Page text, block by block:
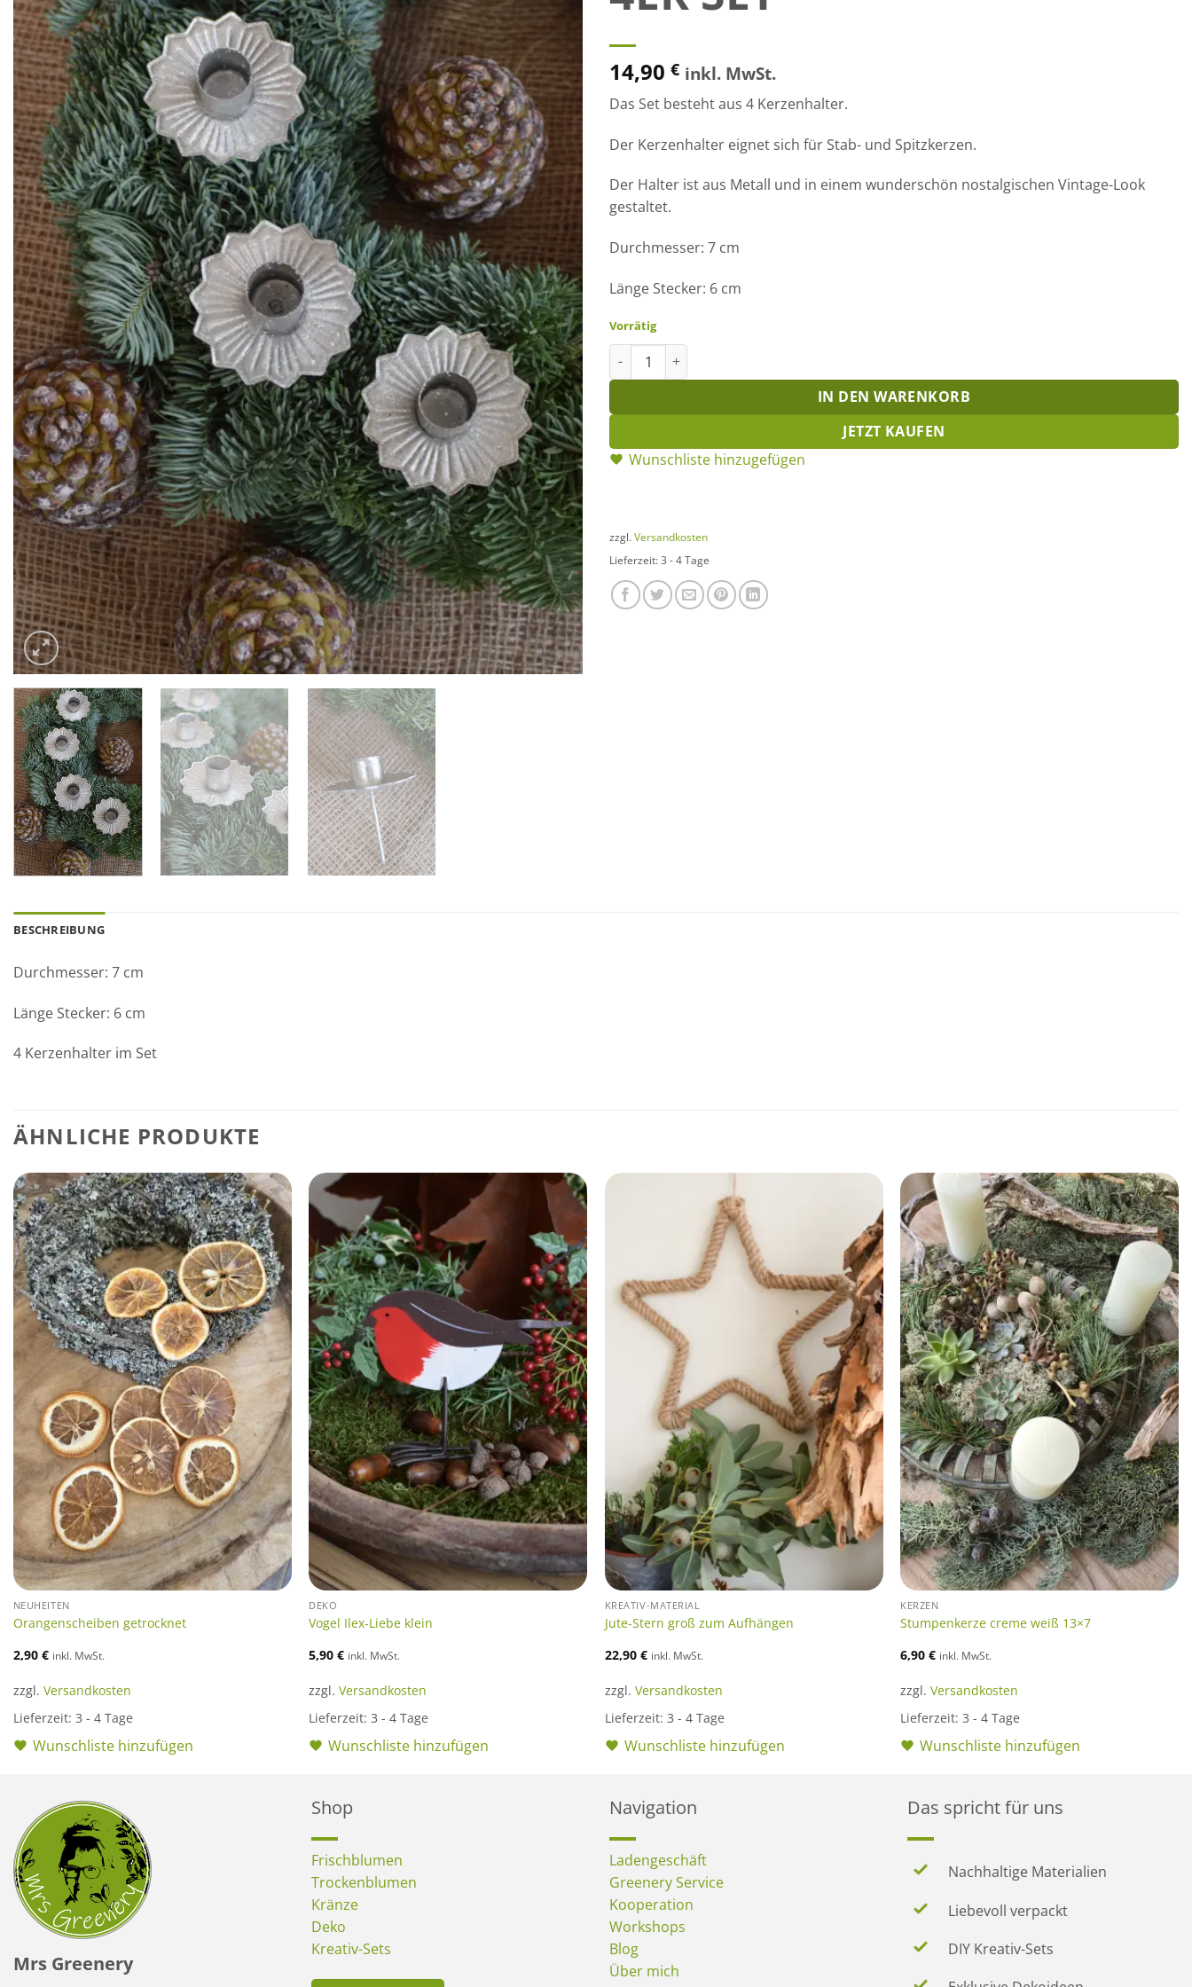
14,90 € inkl. MwSt.
Das Set besteht aus 4 Kerzenhalter.
Der Kerzenhalter eignet sich für Stab- und Spitzkerzen.
Der Halter ist aus Metall und in einem wunderschön nostalgischen Vintage-Look
gestaltet.
Durchmesser: 7 cm
Länge Stecker: 6 cm
Vorrätig
Kerzenhalter Vintage Silber für Stabkerzen: 4er Set Menge
IN DEN WARENKORB
JETZT KAUFEN
Wunschliste hinzugefügen
zzgl. Versandkosten
Lieferzeit: 3 - 4 Tage
BESCHREIBUNG
Durchmesser: 7 cm
Länge Stecker: 6 cm
4 Kerzenhalter im Set
ÄHNLICHE PRODUKTE
NEUHEITEN
Orangenscheiben getrocknet
2,90 € inkl. MwSt.
zzgl. Versandkosten
Lieferzeit: 3 - 4 Tage
Wunschliste hinzufügen
DEKO
Vogel Ilex-Liebe klein
5,90€ inkl. MwSt.
zzgl.Versandkosten
Lieferzeit:3 - 4 Tage
Wunschliste hinzufügen
KREATIV-MATERIAL
Jute-Stern groß zum Aufhängen
22,90 € inkl. MwSt.
zzgl. Versandkosten
Lieferzeit: 3 - 4 Tage
Wunschliste hinzufügen
KERZEN
Stumpenkerze creme weiß 13×7
6,90€ inkl. MwSt.
zzgl.Versandkosten
Lieferzeit:3 - 4 Tage
Wunschliste hinzufügen
Mrs Greenery
Shop
Frischblumen
Trockenblumen
Kränze
Deko
Kreativ-Sets
Navigation
Ladengeschäft
Greenery Service
Kooperation
Workshops
Blog
Über mich
Das spricht für uns
Nachhaltige Materialien
Liebevoll verpackt
DIY Kreativ-Sets